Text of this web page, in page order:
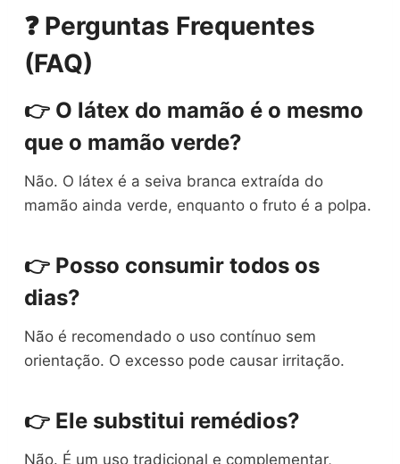
❓ Perguntas Frequentes
(FAQ)
👉 O látex do mamão é o mesmo
que o mamão verde?
Não. O látex é a seiva branca extraída do
mamão ainda verde, enquanto o fruto é a polpa.
👉 Posso consumir todos os
dias?
Não é recomendado o uso contínuo sem
orientação. O excesso pode causar irritação.
👉 Ele substitui remédios?
Não. É um uso tradicional e complementar,